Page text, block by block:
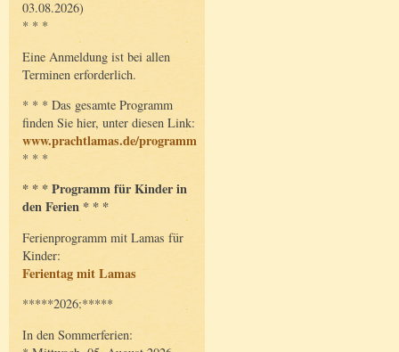
03.08.2026)
* * *
Eine Anmeldung ist bei allen
Terminen erforderlich.
* * * Das gesamte Programm
finden Sie hier, unter diesen Link:
www.prachtlamas.de/programm
* * *
* * * Programm für Kinder in
den Ferien * * *
Ferienprogramm mit Lamas für
Kinder:
Ferientag mit Lamas
*****2026:*****
In den Sommerferien: